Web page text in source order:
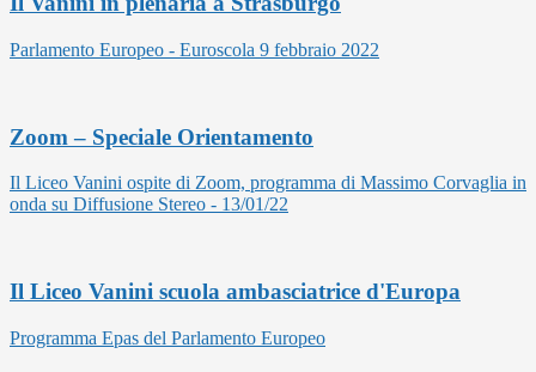
Parlamento Europeo - Euroscola 9 febbraio 2022
Zoom – Speciale Orientamento
Il Liceo Vanini ospite di Zoom, programma di Massimo Corvaglia in
onda su Diffusione Stereo - 13/01/22
Il Liceo Vanini scuola ambasciatrice d'Europa
Programma Epas del Parlamento Europeo